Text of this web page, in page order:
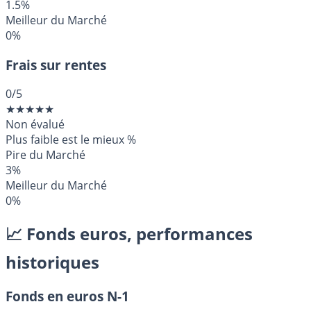
1.5%
Meilleur du Marché
0%
Frais sur rentes
0/5
★★★★★
Non évalué
Plus faible est le mieux%
Pire du Marché
3%
Meilleur du Marché
0%
📈 Fonds euros, performances
historiques
Fonds en euros N-1